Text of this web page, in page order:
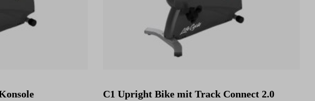
C1 Upright Bike mit Track Connect 2.0